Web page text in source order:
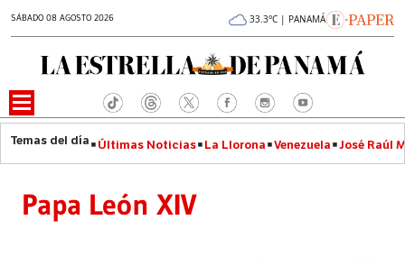
SÁBADO 08 AGOSTO 2026 33.3°C | PANAMÁ
Últimas Noticias La Llorona Venezuela José Raúl
Papa León XIV